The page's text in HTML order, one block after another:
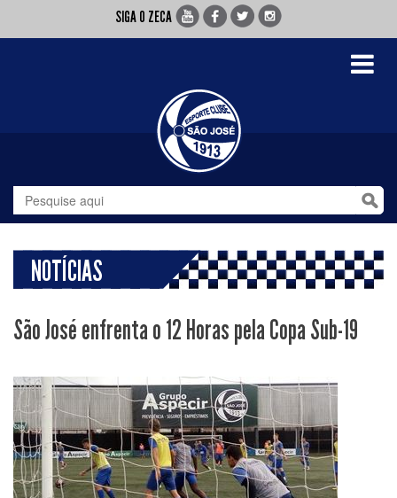
SIGA O ZECA
Toggle
NOTÍCIAS
São José enfrenta o 12 Horas pela Copa Sub-19